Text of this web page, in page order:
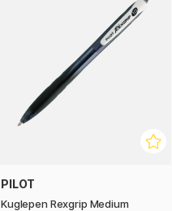
PILOT
Kuglepen Rexgrip Medium